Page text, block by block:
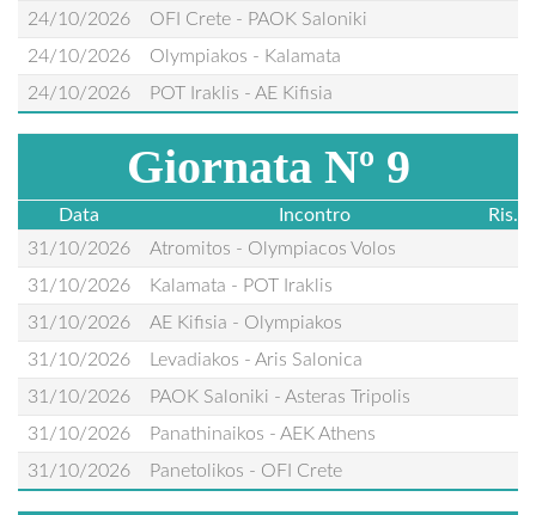
24/10/2026
OFI Crete - PAOK Saloniki
24/10/2026
Olympiakos - Kalamata
24/10/2026
POT Iraklis - AE Kifisia
Giornata Nº 9
Data Incontro
Ris.
31/10/2026
Atromitos - Olympiacos Volos
31/10/2026
Kalamata - POT Iraklis
31/10/2026
AE Kifisia - Olympiakos
31/10/2026
Levadiakos - Aris Salonica
31/10/2026
PAOK Saloniki - Asteras Tripolis
31/10/2026
Panathinaikos - AEK Athens
31/10/2026
Panetolikos - OFI Crete